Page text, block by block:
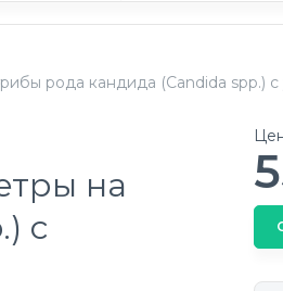
рода кандида (Candida spp.)
на
с